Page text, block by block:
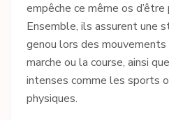
empêche ce même os d’être
Ensemble, ils assurent une
genou lors des
marche ou la course, ainsi
intenses comme les sports
physiques.